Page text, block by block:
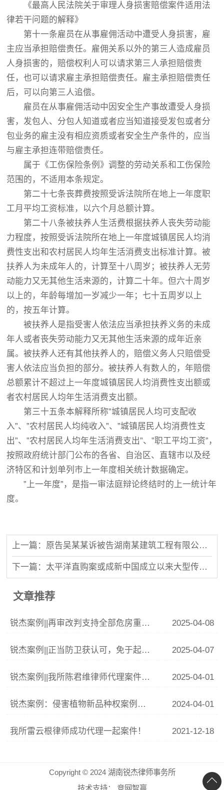
《最高人民法院关于审理人身损害赔偿案件适用法
律若干问题的解释》
第十一条雇员在从事雇佣活动中遭受人身损害，雇
主应当承担赔偿责任。雇佣关系以外的第三人造成雇员
人身损害的，赔偿权利人可以请求第三人承担赔偿责
任，也可以请求雇主承担赔偿责任。雇主承担赔偿责任
后，可以向第三人追偿。
雇员在从事雇佣活动中因安全生产事故遭受人身损
害，发包人、分包人知道或者应当知道接受发包或者分
包业务的雇主没有相应资质或者安全生产条件的，应当
与雇主承担连带赔偿责任。
属于《工伤保险条例》调整的劳动关系和工伤保险
范围的，不适用本条规定。
第二十七条丧葬费按照受诉法院所在地上一年度职
工月平均工资标准，以六个月总额计算。
第二十八条被扶养人生活费根据扶养人丧失劳动能
力程度，按照受诉法院所在地上一年度城镇居民人均消
费性支出和农村居民人均年生活消费支出标准计算。被
扶养人为未成年人的，计算至十八周岁；被扶养人无劳
动能力又无其他生活来源的，计算二十年。但六十周岁
以上的，年龄每增加一岁减少一年；七十五周岁以上
的，按五年计算。
被扶养人是指受害人依法应当承担扶养义务的未成
年人或者丧失劳动能力又无其他生活来源的成年近亲
属。被扶养人还有其他扶养人的，赔偿义务人只赔偿受
害人依法应当负担的部分。被扶养人有数人的，年赔偿
总额累计不超过上一年度城镇居民人均消费性支出额或
者农村居民人均年生活消费支出额。
第三十五条本解释所称”城镇居民人均可支配收
入”、”农村居民人均纯收入”、”城镇居民人均消费性支
出”、”农村居民人均年生活消费支出”、”职工平均工资”，
按照政府统计部门公布的各省、自治区、直辖市以及经
济特区和计划单列市上一年度相关统计数据确定。
”上一年度”，是指一审法庭辩论终结时的上一统计年
度。
上一篇：原告吴某某诉被告湖南某建筑工程有限公司、彭某某劳务合同纠纷一审民事判决书
下一篇：太平洋直购案或成新中国成立以来大型传销案
文章推荐
锐杰案例||再审改判支持全部危房重建费用 2025-04-08
锐杰案例||正当防卫获认可，免于起诉显公正 2025-04-07
锐杰案例||我所陈君维律师代理案件入选长沙市天心区法院《涉消费审判白皮书》典型案例 2025-04-01
锐杰案例：侵害植物新品种权案例分析 2024-04-01
我所雷云根律师成功代理一起案件！ 2021-12-18
Copyright © 2024 湖南锐杰律师事务所